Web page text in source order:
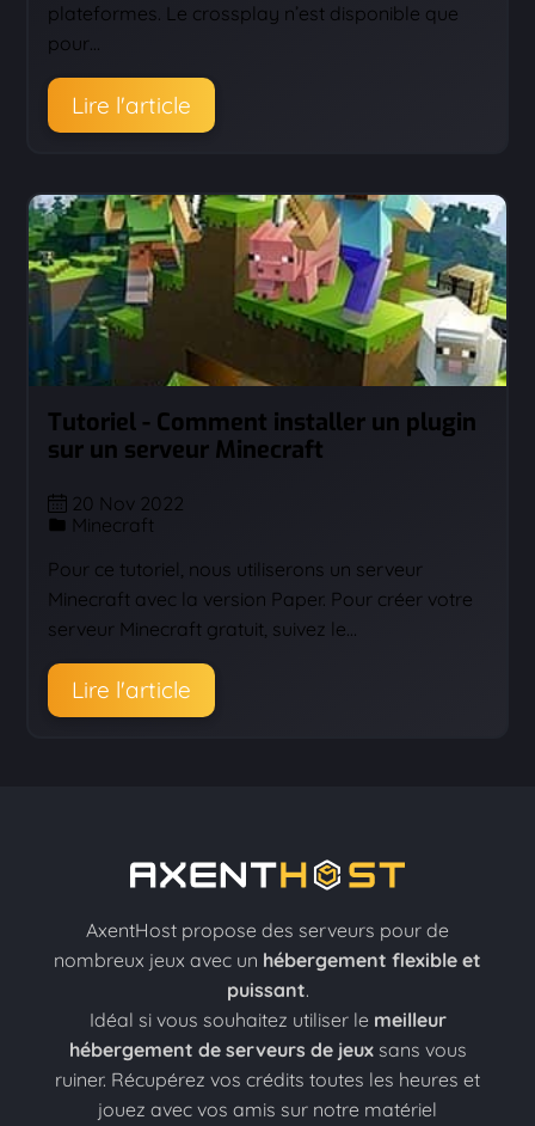
plateformes. Le crossplay n’est disponible que
pour…
Lire l'article
Tutoriel - Comment installer un plugin
sur un serveur Minecraft
20 Nov 2022
Minecraft
Pour ce tutoriel, nous utiliserons un serveur
Minecraft avec la version Paper. Pour créer votre
serveur Minecraft gratuit, suivez le…
Lire l'article
AxentHost propose des serveurs pour de
nombreux jeux avec un hébergement flexible et
puissant.
Idéal si vous souhaitez utiliser le meilleur
hébergement de serveurs de jeuxsans vous
ruiner. Récupérez vos crédits toutes les heures et
jouez avec vos amis sur notre matériel